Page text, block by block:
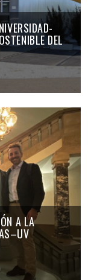
DEL
A LA